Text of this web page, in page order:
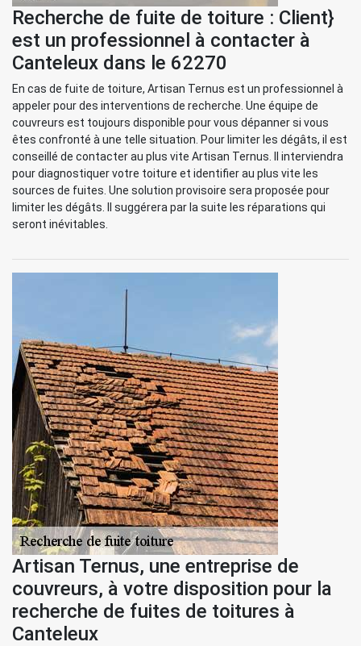
Recherche de fuite de toiture : Client}
est un professionnel à contacter à
Canteleux dans le 62270
En cas de fuite de toiture, Artisan Ternus est un professionnel à
appeler pour des interventions de recherche. Une équipe de
couvreurs est toujours disponible pour vous dépanner si vous
êtes confronté à une telle situation. Pour limiter les dégâts, il est
conseillé de contacter au plus vite Artisan Ternus. Il interviendra
pour diagnostiquer votre toiture et identifier au plus vite les
sources de fuites. Une solution provisoire sera proposée pour
limiter les dégâts. Il suggérera par la suite les réparations qui
seront inévitables.
Artisan Ternus, une entreprise de
couvreurs, à votre disposition pour la
recherche de fuites de toitures à
Canteleux